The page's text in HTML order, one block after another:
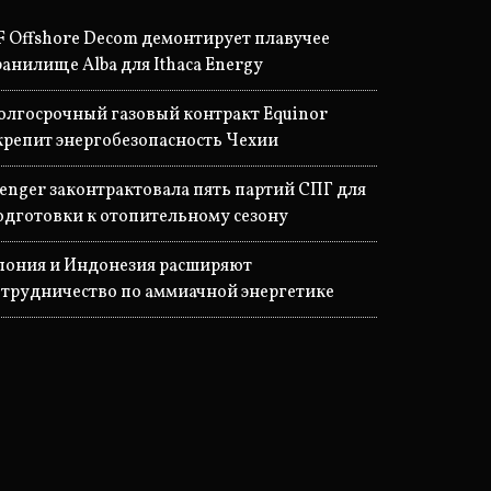
Offshore Decom демонтирует плавучее
Alba для Ithaca Energy
газовый контракт Equinor
энергобезопасность Чехии
законтрактовала пять партий СПГ для
к отопительному сезону
и Индонезия расширяют
по аммиачной энергетике